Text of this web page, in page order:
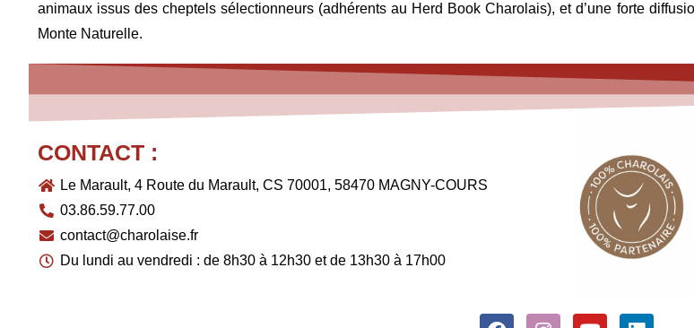
animaux issus des cheptels sélectionneurs (adhérents au Herd Book Charolais), et d’une forte
Monte Naturelle.
CONTACT :
Le Marault, 4 Route du Marault, CS 70001, 58470 MAGNY-COURS
03.86.59.77.00
contact@charolaise.fr
Du lundi au vendredi : de 8h30 à 12h30 et de 13h30 à 17h00